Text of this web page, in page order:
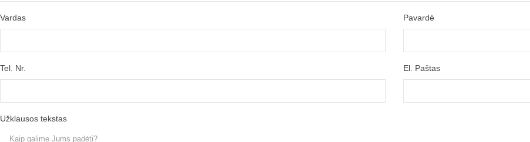
Vardas Pavardė
Tel. Nr. El. Paštas
Užklausos tekstas